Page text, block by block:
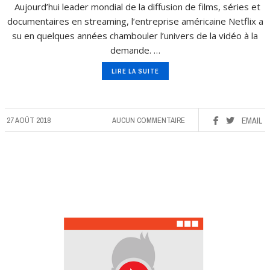
Aujourd’hui leader mondial de la diffusion de films, séries et
documentaires en streaming, l’entreprise américaine Netflix a
su en quelques années chambouler l’univers de la vidéo à la
demande. …
LIRE LA SUITE
27 AOÛT 2018 EMAIL
AUCUN COMMENTAIRE